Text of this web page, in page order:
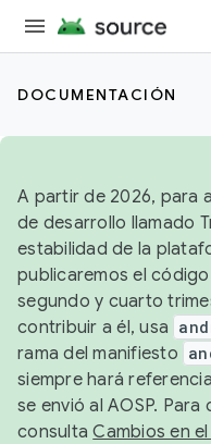
DOCUMENTACIÓN
A partir de 2026, para
de desarrollo llamado
estabilidad de la
publicaremos el
segundo y cuarto
contribuir a él, usa
rama del manifiesto
siempre hará
se envió al AOSP.
consultaCambios en el